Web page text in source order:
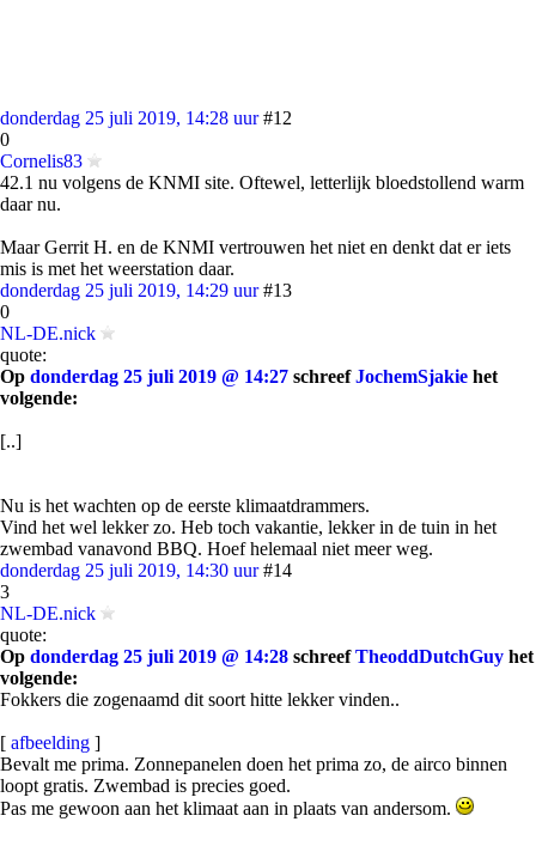
donderdag 25 juli 2019, 14:28 uur #12
0
Cornelis83
42.1 nu volgens de KNMI site. Oftewel, letterlijk bloedstollend warm
daar nu.
Maar Gerrit H. en de KNMI vertrouwen het niet en denkt dat er iets
mis is met het weerstation daar.
donderdag 25 juli 2019, 14:29 uur #13
0
NL-DE.nick
quote:
Op donderdag 25 juli 2019 @ 14:27 schreefJochemSjakie het
volgende:
[..]
Nu is het wachten op de eerste klimaatdrammers.
Vind het wel lekker zo. Heb toch vakantie, lekker in de tuin in het
zwembad vanavond BBQ. Hoef helemaal niet meer weg.
donderdag 25 juli 2019, 14:30 uur #14
3
NL-DE.nick
quote:
Op donderdag 25 juli 2019 @ 14:28 schreefTheoddDutchGuy het
volgende:
Fokkers die zogenaamd dit soort hitte lekker vinden..
[ afbeelding ]
Bevalt me prima. Zonnepanelen doen het prima zo, de airco binnen
loopt gratis. Zwembad is precies goed.
Pas me gewoon aan het klimaat aan in plaats van andersom.